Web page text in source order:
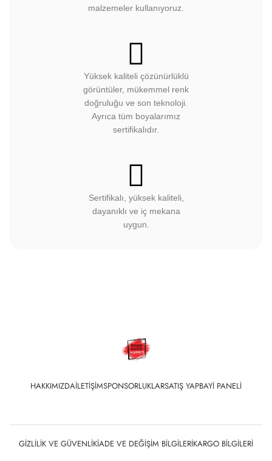
malzemeler kullanıyoruz.
Yüksek kaliteli çözünürlüklü
görüntüler, mükemmel renk
doğruluğu ve son teknoloji.
Ayrıca tüm boyalarımız
sertifikalıdır.
Sertifikalı, yüksek kaliteli,
dayanıklı ve iç mekana
uygun.
HAKKIMIZDAİLETIŞIMSPONSORLUKLARSATIŞ YAPBAYI PANELI
GIZLILIK VE GÜVENLIKİADE VE DEĞIŞIM BILGILERIKARGO BILGILERI